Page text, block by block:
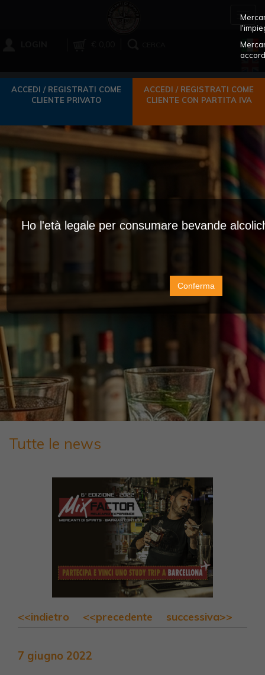
ACCEDI / REGISTRATI COME
CLIENTE PRIVATO
ACCEDI / REGISTRATI COME
CLIENTE CON PARTITA IVA
Tutte le news
<<indietro <<precedente successiva>>
7 giugno 2022
Ho l'età legale per consumare bevande
Conferma